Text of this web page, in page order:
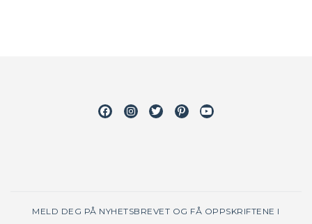
FacebookInstagram
TwitterPinterestYoutube
MELD DEG PÅ NYHETSBREVET OG FÅ OPPSKRIFTENE I